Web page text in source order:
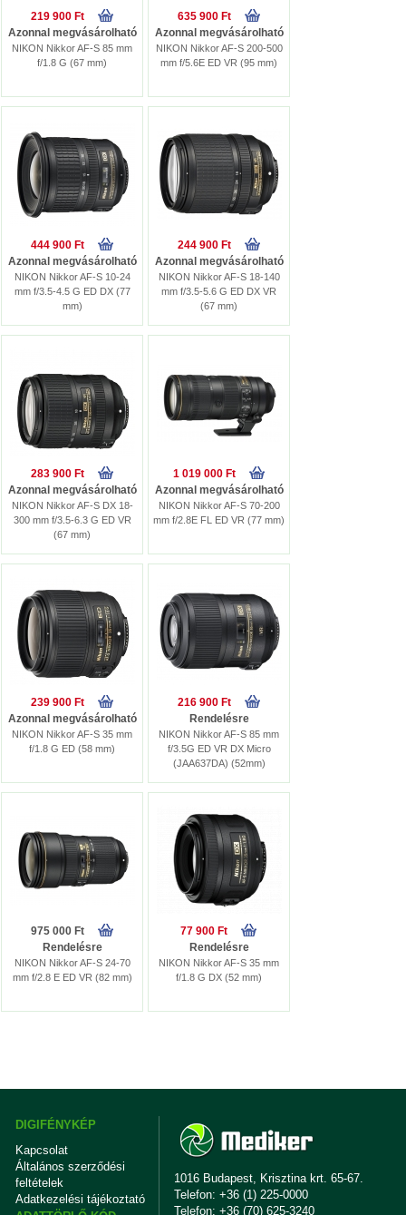
219 900 Ft
Azonnal megvásárolható
NIKON Nikkor AF-S 85 mm
f/1.8 G (67 mm)
635 900 Ft
Azonnal megvásárolható
NIKON Nikkor AF-S 200-500
mm f/5.6E ED VR (95 mm)
444 900 Ft
Azonnal megvásárolható
NIKON Nikkor AF-S 10-24
mm f/3.5-4.5 G ED DX (77
mm)
244 900 Ft
Azonnal megvásárolható
NIKON Nikkor AF-S 18-140
mm f/3.5-5.6 G ED DX VR
(67 mm)
283 900 Ft
Azonnal megvásárolható
NIKON Nikkor AF-S DX 18-
300 mm f/3.5-6.3 G ED VR
(67 mm)
1 019 000 Ft
Azonnal megvásárolható
NIKON Nikkor AF-S 70-200
mm f/2.8E FL ED VR (77 mm)
239 900 Ft
Azonnal megvásárolható
NIKON Nikkor AF-S 35 mm
f/1.8 G ED (58 mm)
216 900 Ft
Rendelésre
NIKON Nikkor AF-S 85 mm
f/3.5G ED VR DX Micro
(JAA637DA) (52mm)
975 000 Ft
Rendelésre
NIKON Nikkor AF-S 24-70
mm f/2.8 E ED VR (82 mm)
77 900 Ft
Rendelésre
NIKON Nikkor AF-S 35 mm
f/1.8 G DX (52 mm)
DIGIFÉNYKÉP
Kapcsolat
Általános szerződési
feltételek
Adatkezelési tájékoztató
1016 Budapest, Krisztina krt. 65-67.
Telefon: +36 (1) 225-0000
Telefon: +36 (70) 625-3240